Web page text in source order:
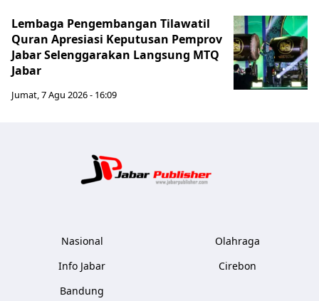
Lembaga Pengembangan Tilawatil
Quran Apresiasi Keputusan Pemprov
Jabar Selenggarakan Langsung MTQ
Jabar
Jumat, 7 Agu 2026 - 16:09
Nasional
Info Jabar
Bandung
Olahraga
Cirebon